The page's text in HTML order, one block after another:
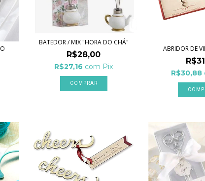
BATEDOR / MIX "HORA DO CHÁ"
R$28,00
R$27,16 com Pix
ABRIDOR DE
R$30,88